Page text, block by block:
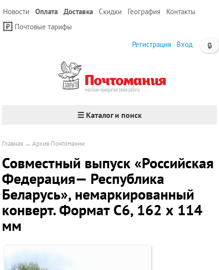
Новости Оплата Доставка Скидки География
Контакты
Почтовые тарифы
🔒
Регистрация Вход
☰ Каталог и поиск
Главная →Архив Почтомании
Совместный выпуск «Российская
Федерация— Республика
Беларусь», немаркированный
конверт. Формат С6, 162 х 114
мм